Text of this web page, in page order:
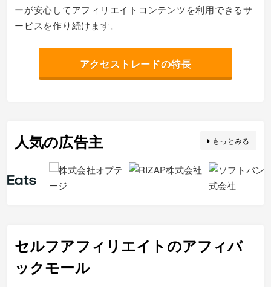
ーが安心してアフィリエイトコンテンツを利用できるサ
ービスを作り続けます。
アクセストレードの特長
人気の広告主 もっとみる
セルフアフィリエイトのアフィバ
ックモール